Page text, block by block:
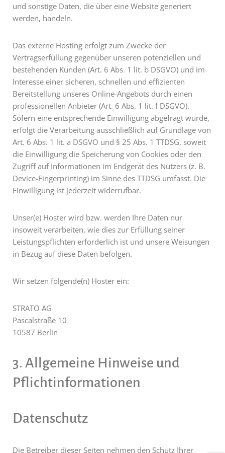
und sonstige Daten, die über eine Website generiert
werden, handeln.
Das externe Hosting erfolgt zum Zwecke der
Vertragserfüllung gegenüber unseren potenziellen und
bestehenden Kunden (Art. 6 Abs. 1 lit. b DSGVO) und im
Interesse einer sicheren, schnellen und effizienten
Bereitstellung unseres Online-Angebots durch einen
professionellen Anbieter (Art. 6 Abs. 1 lit. f DSGVO).
Sofern eine entsprechende Einwilligung abgefragt wurde,
erfolgt die Verarbeitung ausschließlich auf Grundlage von
Art. 6 Abs. 1 lit. a DSGVO und § 25 Abs. 1 TTDSG, soweit
die Einwilligung die Speicherung von Cookies oder den
Zugriff auf Informationen im Endgerät des Nutzers (z. B.
Device-Fingerprinting) im Sinne des TTDSG umfasst. Die
Einwilligung ist jederzeit widerrufbar.
Unser(e) Hoster wird bzw. werden Ihre Daten nur
insoweit verarbeiten, wie dies zur Erfüllung seiner
Leistungspflichten erforderlich ist und unsere Weisungen
in Bezug auf diese Daten befolgen.
Wir setzen folgende(n) Hoster ein:
STRATO AG
Pascalstraße 10
10587 Berlin
3. Allgemeine Hinweise und
Pflicht­informationen
Datenschutz
Die Betreiber dieser Seiten nehmen den Schutz Ihrer